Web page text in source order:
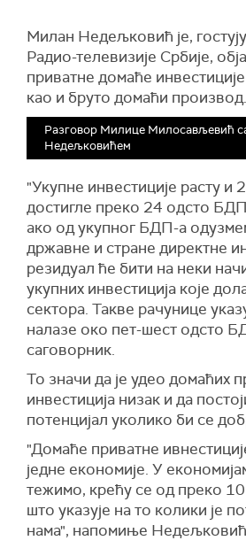
Милан Недељковић је,
Радио-телевизије Србије,
приватне домаће
као и бруто домаћи производ.
Разговор Милице Милосављевић
Недељковићем
"Укупне инвестиције расту и
достигле преко 24 одсто
ако од укупног БДП-а
државне и стране директне
резидуал ће бити на неки
укупних инвестиција које
сектора. Такве рачунице
налазе око пет-шест одсто
саговорник.
То значи да је удео домаћих
инвестиција низак и да
потенцијал уколико би се
"Домаће приватне
једне економије. У
тежимо, крећу се од преко
што указује на то колики је
нама", напомиње